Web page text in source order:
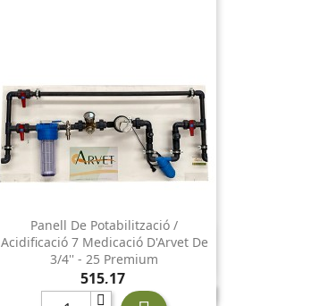
Panell De Potabilització /
Acidificació 7 Medicació D'Arvet De
3/4'' - 25 Premium
Preu
515,17
 Vista ràpida